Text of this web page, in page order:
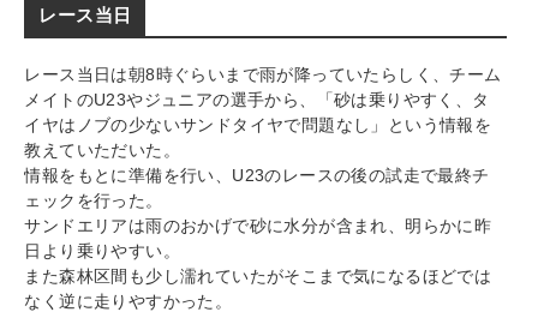
レース当日
レース当日は朝8時ぐらいまで雨が降っていたらしく、チーム
メイトのU23やジュニアの選手から、「砂は乗りやすく、タ
イヤはノブの少ないサンドタイヤで問題なし」という情報を
教えていただいた。
情報をもとに準備を行い、U23のレースの後の試走で最終チ
ェックを行った。
サンドエリアは雨のおかげで砂に水分が含まれ、明らかに昨
日より乗りやすい。
また森林区間も少し濡れていたがそこまで気になるほどでは
なく逆に走りやすかった。